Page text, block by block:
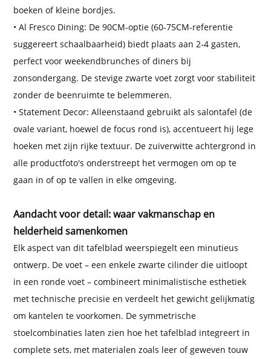
boeken of kleine bordjes.
• Al Fresco Dining: De 90CM-optie (60-75CM-referentie
suggereert schaalbaarheid) biedt plaats aan 2-4 gasten,
perfect voor weekendbrunches of diners bij
zonsondergang. De stevige zwarte voet zorgt voor stabiliteit
zonder de beenruimte te belemmeren.
• Statement Decor: Alleenstaand gebruikt als salontafel (de
ovale variant, hoewel de focus rond is), accentueert hij lege
hoeken met zijn rijke textuur. De zuiverwitte achtergrond in
alle productfoto's onderstreept het vermogen om op te
gaan in of op te vallen in elke omgeving.
Aandacht voor detail: waar vakmanschap en
helderheid samenkomen
Elk aspect van dit tafelblad weerspiegelt een minutieus
ontwerp. De voet – een enkele zwarte cilinder die uitloopt
in een ronde voet – combineert minimalistische esthetiek
met technische precisie en verdeelt het gewicht gelijkmatig
om kantelen te voorkomen. De symmetrische
stoelcombinaties laten zien hoe het tafelblad integreert in
complete sets, met materialen zoals leer of geweven touw